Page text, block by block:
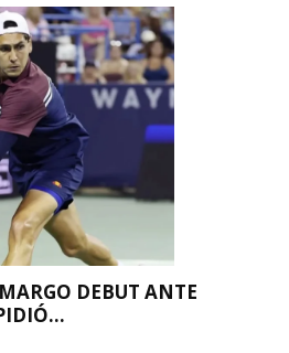
DEBUT ANTE